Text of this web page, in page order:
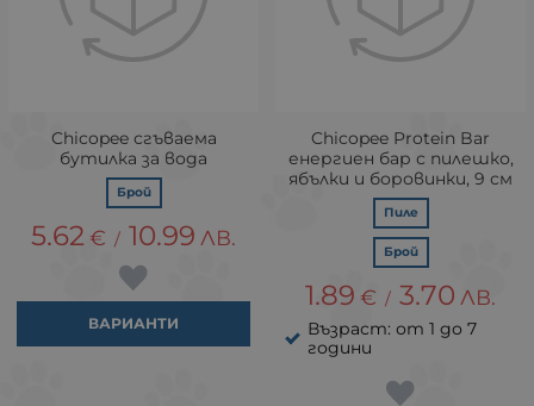
Chicopee сгъваема
бутилка за вода
Брой
5.62€ / 10.99 ЛВ.
ВАРИАНТИ
Chicopee Protein Bar
енергиен бар с пилешко,
ябълки и боровинки, 9 см
Пиле
Брой
1.89 € / 3.70 ЛВ.
Възраст: от 1 до 7
години